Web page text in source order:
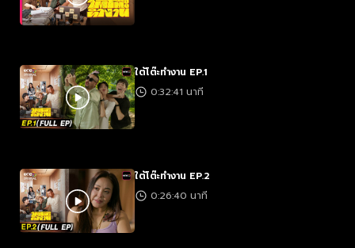
ใต้โต๊ะทำงาน EP.1
0:32:41 นาที
ใต้โต๊ะทำงาน EP.2
0:26:40 นาที